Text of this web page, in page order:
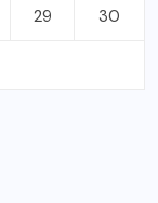
29 30